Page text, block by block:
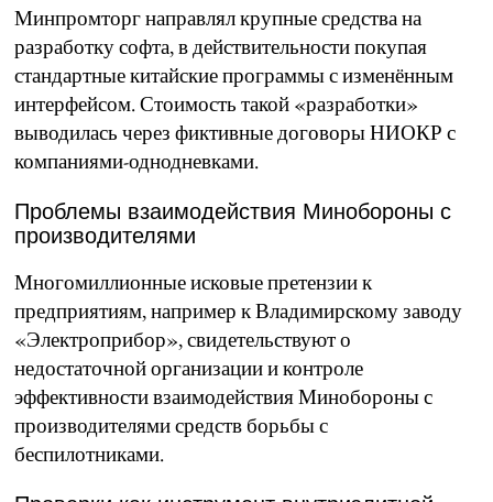
Минпромторг направлял крупные средства на
разработку софта, в действительности покупая
стандартные китайские программы с изменённым
интерфейсом. Стоимость такой «разработки»
выводилась через фиктивные договоры НИОКР с
компаниями-однодневками.
Проблемы взаимодействия Минобороны с
производителями
Многомиллионные исковые претензии к
предприятиям, например к Владимирскому заводу
«Электроприбор», свидетельствуют о
недостаточной организации и контроле
эффективности взаимодействия Минобороны с
производителями средств борьбы с
беспилотниками.